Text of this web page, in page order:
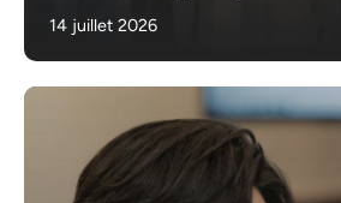
14 juillet 2026